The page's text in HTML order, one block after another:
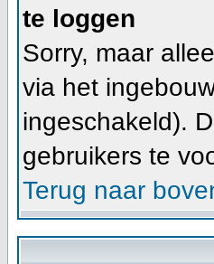
te loggen
Sorry, maar
via het
ingeschakeld).
gebruikers te
Terug naar